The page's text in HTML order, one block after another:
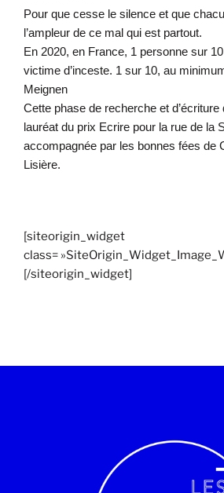
Pour que cesse le silence et que
l’ampleur de ce mal qui est partout.
En 2020, en France, 1 personne sur
victime d’inceste. 1 sur 10, au
Meignen
Cette phase de recherche et d’écriture
lauréat du prix Ecrire pour la rue de la
accompagnée par les bonnes fées de
Lisière.
[siteorigin_widget
class=
[/siteorigin_widget]